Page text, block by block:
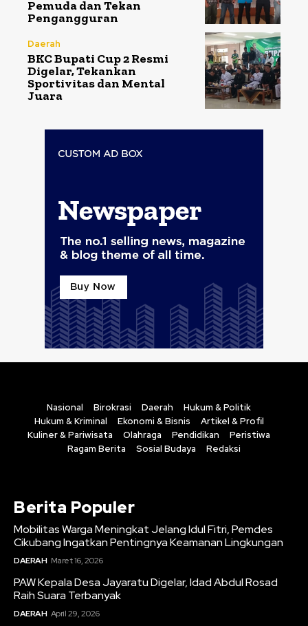
Pemuda dan Tekan
Pengangguran
Daerah
BKC Bupati Cup 2 Resmi
Digelar, Tekankan
Sportivitas dan Mental
Juara
Nasional Birokrasi Daerah
Hukum & Politik
Hukum & Kriminal
Ekonomi & Bisnis
Artikel & Profil
Kuliner & Pariwisata
Olahraga Pendidikan
Peristiwa
Ragam Berita
Sosial Budaya Redaksi
Berita Populer
Mobilitas Warga Meningkat Jelang Idul Fitri, Pemdes
Cikubang Ingatkan Pentingnya Keamanan Lingkungan
DAERAH Maret 16, 2026
PAW Kepala Desa Jayaratu Digelar, Idad Abdul Rosad
Raih Suara Terbanyak
DAERAH April 29, 2026